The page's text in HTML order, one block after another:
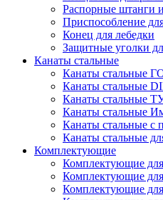
Распорные штанги
Приспособление
Конец для лебедки
Защитные уголки
Канаты стальные
Канаты стальные
Канаты стальные
Канаты стальные
Канаты стальные
Канаты стальные с
Канаты стальные
Комплектующие
Комплектующие
Комплектующие для
Комплектующие